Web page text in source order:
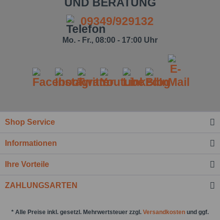
Ich habe die Datenschutzbestimmung
zur
Kenntnis genommen.*
Nachricht senden
09349/929132
Mo. - Fr., 08:00 - 17:00 Uhr
Shop Service
Informationen
Ihre Vorteile
ZAHLUNGSARTEN
* Alle Preise inkl. gesetzl. Mehrwertsteuer zzgl. Versandkosten und ggf.